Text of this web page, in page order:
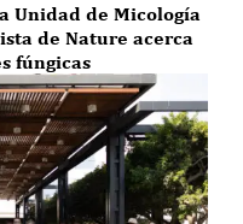
Unidad de Micología
de Nature acerca
fúngicas